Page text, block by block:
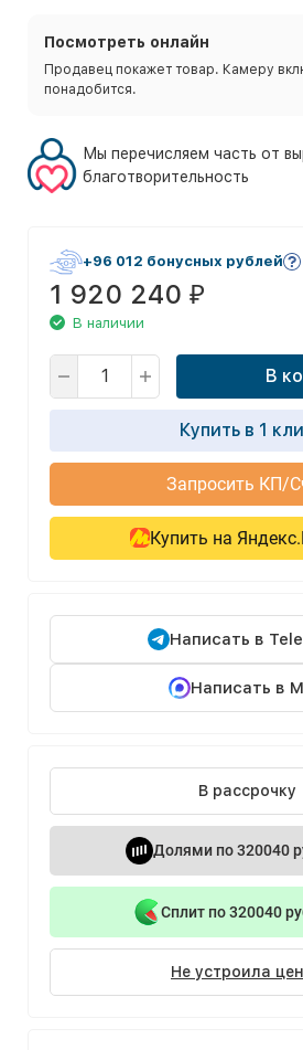
Посмотреть онлайн
Продавец покажет товар. Камеру
понадобится.
Мы перечисляем часть от
благотворительность
+96 012 бонусных рублей
1 920 240 ₽
В наличии
В
Купить в 1
Запросить КП/
Купить на
Написать в
Написать в
В рассрочку
Долями по 320040
Сплит по 320040
Не устроила